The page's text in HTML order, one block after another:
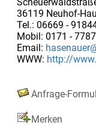
36119 Neuhof-
Tel.: 06669 -
Mobil: 0171 -
Email:
WWW: http://
Anfrage-
Merken